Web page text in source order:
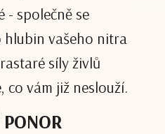
- společně se
hlubin vašeho nitra
síly živlů
co vám již neslouží.